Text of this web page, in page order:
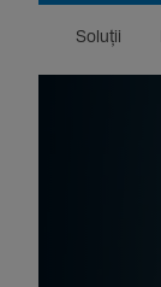
Soluții